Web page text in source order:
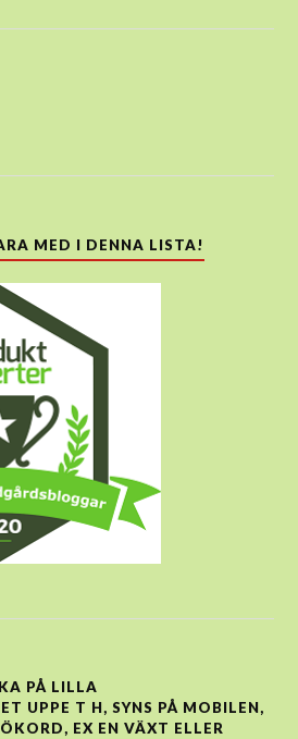
MED I DENNA LISTA!
PÅ LILLA
UPPE T H, SYNS PÅ MOBILEN,
EX EN VÄXT ELLER